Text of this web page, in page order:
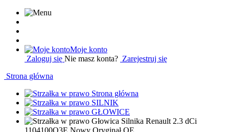
Moje konto
Zaloguj się Nie masz konta? Zarejestruj się
Strona główna
Strona główna
SILNIK
GŁOWICE
Głowica Silnika Renault 2.3 dCi
1104100Q3E Nowy Oryginał OE